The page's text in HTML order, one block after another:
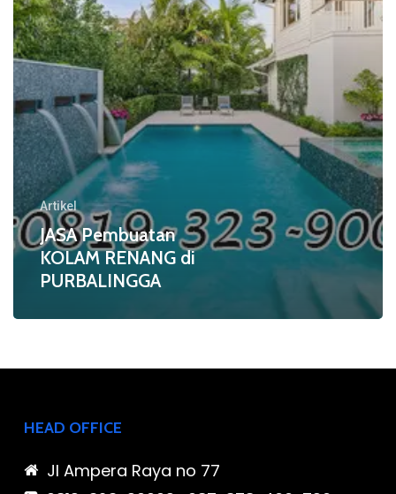
Artikel
JASA Pembuatan
KOLAM RENANG di
PURBALINGGA
HEAD OFFICE
Jl Ampera Raya no 77